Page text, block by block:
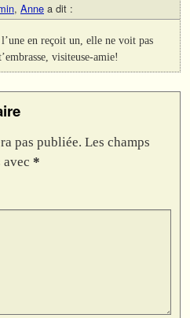
, Anne a dit :
en reçoit un, elle ne voit pas
visiteuse-amie!
pas publiée. Les champs
*